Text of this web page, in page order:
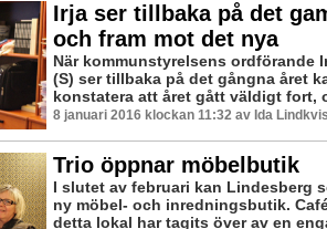
Irja ser tillbaka på det
och fram mot det nya
När kommunstyrelsens ordförande
(S) ser tillbaka på det gångna året
konstatera att året gått väldigt fort,
8 januari 2016 klockan 11:32 av Ida
Trio öppnar möbelbutik
I slutet av februari kan Lindesberg
ny möbel- och inredningsbutik.
detta lokal har tagits över av en